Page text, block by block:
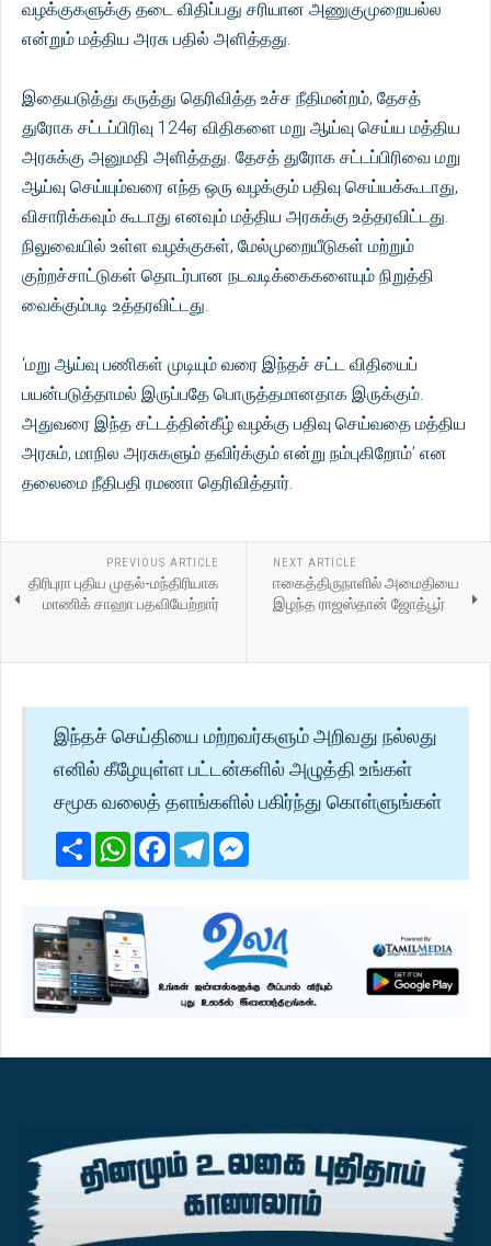
வழக்குகளுக்கு தடை விதிப்பது சரியான அணுகுமுறையல்ல
என்றும் மத்திய அரசு பதில் அளித்தது.
இதையடுத்து கருத்து தெரிவித்த உச்ச நீதிமன்றம், தேசத்
துரோக சட்டப்பிரிவு 124ஏ விதிகளை மறு ஆய்வு செய்ய மத்திய
அரசுக்கு அனுமதி அளித்தது. தேசத் துரோக சட்டப்பிரிவை மறு
ஆய்வு செய்யும்வரை எந்த ஒரு வழக்கும் பதிவு செய்யக்கூடாது,
விசாரிக்கவும் கூடாது எனவும் மத்திய அரசுக்கு உத்தரவிட்டது.
நிலுவையில் உள்ள வழக்குகள், மேல்முறையீடுகள் மற்றும்
குற்றச்சாட்டுகள் தொடர்பான நடவடிக்கைகளையும் நிறுத்தி
வைக்கும்படி உத்தரவிட்டது.
‘மறு ஆய்வு பணிகள் முடியும் வரை இந்தச் சட்ட விதியைப்
பயன்படுத்தாமல் இருப்பதே பொருத்தமானதாக இருக்கும்.
அதுவரை இந்த சட்டத்தின்கீழ் வழக்கு பதிவு செய்வதை மத்திய
அரசும், மாநில அரசுகளும் தவிர்க்கும் என்று நம்புகிறோம்’ என
தலைமை நீதிபதி ரமணா தெரிவித்தார்.
PREVIOUS ARTICLE
திரிபுரா புதிய முதல்-மந்திரியாக
மாணிக் சாஹா பதவியேற்றார்
NEXT ARTICLE
ஈகைத்திருநாளில் அமைதியை
இழந்த ராஜஸ்தான் ஜோத்பூர்
இந்தச் செய்தியை மற்றவர்களும் அறிவது நல்லது
எனில் கீழேயுள்ள பட்டன்களில் அழுத்தி உங்கள்
சமூக வலைத் தளங்களில் பகிர்ந்து கொள்ளுங்கள்
ShareWhatsApp
Facebook
Telegram